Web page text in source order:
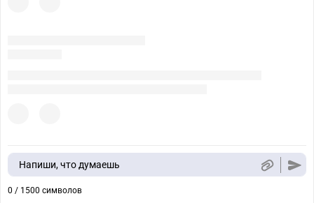
Напиши, что думаешь
0 / 1500 символов